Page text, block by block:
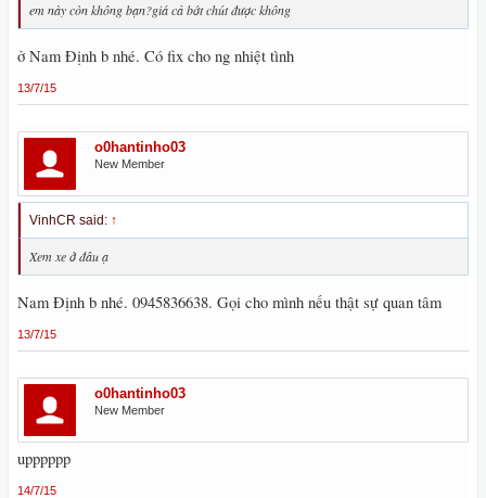
em này còn không bạn?giá cả bớt chút được không
ở Nam Định b nhé. Có fix cho ng nhiệt tình
13/7/15
o0hantinho03
New Member
VinhCR said: ↑
Xem xe ở́ đâu ạ
Nam Định b nhé. 0945836638. Gọi cho mình nếu thật sự quan tâm
13/7/15
o0hantinho03
New Member
upppppp
14/7/15